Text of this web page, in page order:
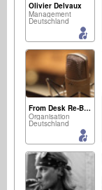
Olivier Delvaux
Management
Deutschland
From Desk Re-Born
Organisation
Deutschland